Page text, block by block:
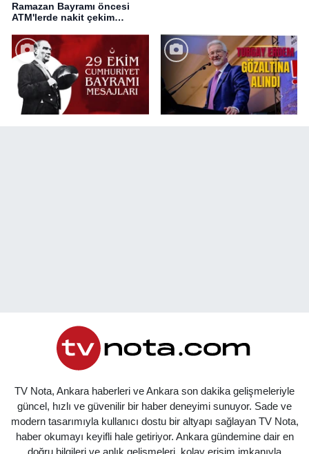
Ramazan Bayramı öncesi
ATM'lerde nakit çekim
TV Nota, Ankara haberleri ve Ankara son dakika gelişmeleriyle
güncel, hızlı ve güvenilir bir haber deneyimi sunuyor. Sade ve
modern tasarımıyla kullanıcı dostu bir altyapı sağlayan TV Nota,
haber okumayı keyifli hale getiriyor. Ankara gündemine dair en
doğru bilgileri ve anlık gelişmeleri, kolay erişim imkanıyla